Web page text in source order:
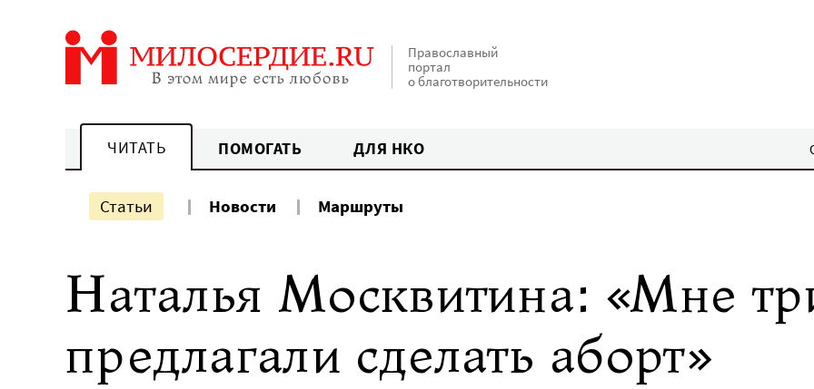
Православный
портал
о благотворительности
ЧИТАТЬ ПОМОГАТЬ ДЛЯ НКО
Статьи Новости Маршруты
Наталья Москвитина: «Мне
предлагали сделать аборт»